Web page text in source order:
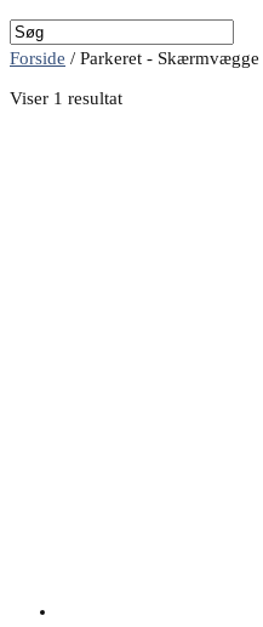
Forside / Parkeret -
Viser 1 resultat